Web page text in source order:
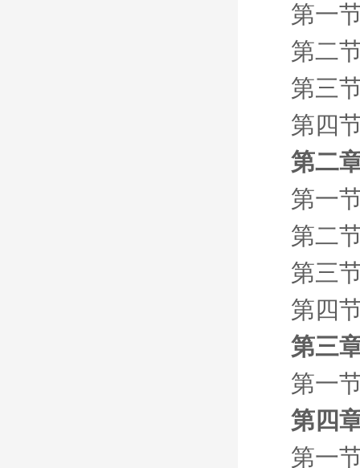
第一
第二
第三
第四
第二
第一
第二
第三
第四
第三
第一
第四
第一